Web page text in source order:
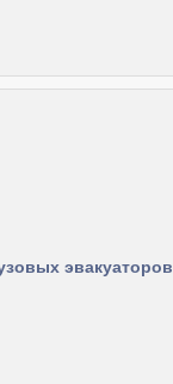
эвакуаторов